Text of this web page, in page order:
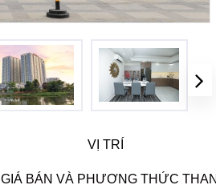
VỊ TRÍ
GIÁ BÁN VÀ PHƯƠNG THỨC